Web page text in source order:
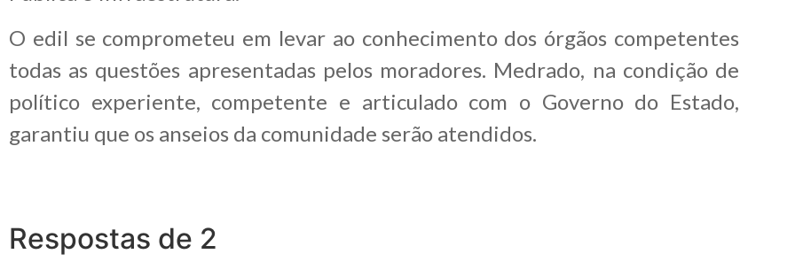
O edil se comprometeu em levar ao conhecimento dos órgãos competentes
todas as questões apresentadas pelos moradores. Medrado, na condição de
político experiente, competente e articulado com o Governo do Estado,
garantiu que os anseios da comunidade serão atendidos.
Respostas de 2